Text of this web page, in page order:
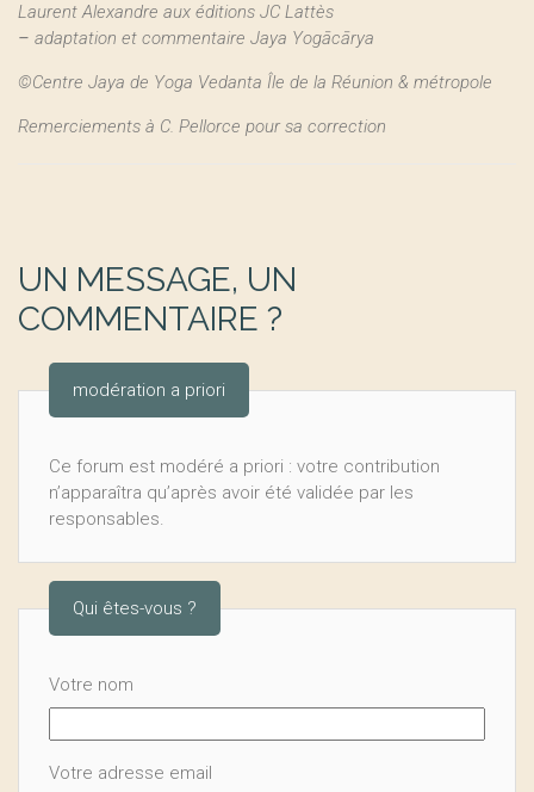
Laurent Alexandre aux éditions JC Lattès
– adaptation et commentaire Jaya Yogācārya
©Centre Jaya de Yoga Vedanta Île de la Réunion & métropole
Remerciements à C. Pellorce pour sa correction
UN MESSAGE, UN
COMMENTAIRE ?
modération a priori
Ce forum est modéré a priori : votre contribution
n’apparaîtra qu’après avoir été validée par les
responsables.
Qui êtes-vous ?
Votre nom
Votre adresse email